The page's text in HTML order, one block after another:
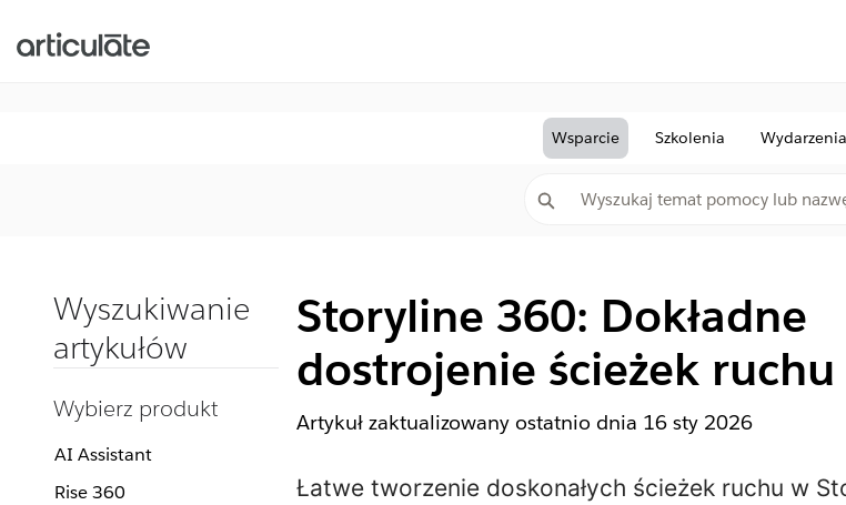
Wsparcie Szkolenia Wydarzenia
Wyszukiwanie
artykułów
Wybierz produkt
AI Assistant
Rise 360
Storyline 360: Dokładne
dostrojenie ścieżek ruchu
Artykuł zaktualizowany ostatnio dnia 16 sty 2026
Łatwe tworzenie doskonałych ścieżek ruchu w